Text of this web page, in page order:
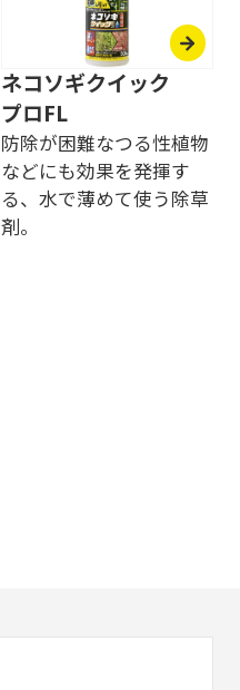
ネコソギクイック
プロFL
防除が困難なつる性植物
などにも効果を発揮す
る、水で薄めて使う除草
剤。